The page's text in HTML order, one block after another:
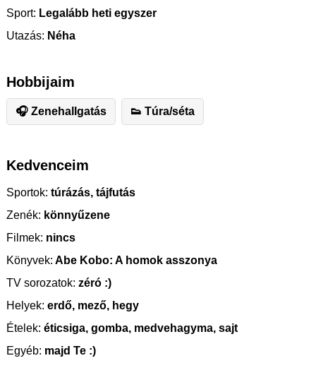
Sport: Legalább heti egyszer
Utazás: Néha
Hobbijaim
🎧 Zenehallgatás 👟 Túra/séta
Kedvenceim
Sportok: túrázás, tájfutás
Zenék: könnyűzene
Filmek: nincs
Könyvek: Abe Kobo: A homok asszonya
TV sorozatok: zéró :)
Helyek: erdő, mező, hegy
Ételek: éticsiga, gomba, medvehagyma, sajt
Egyéb: majd Te :)